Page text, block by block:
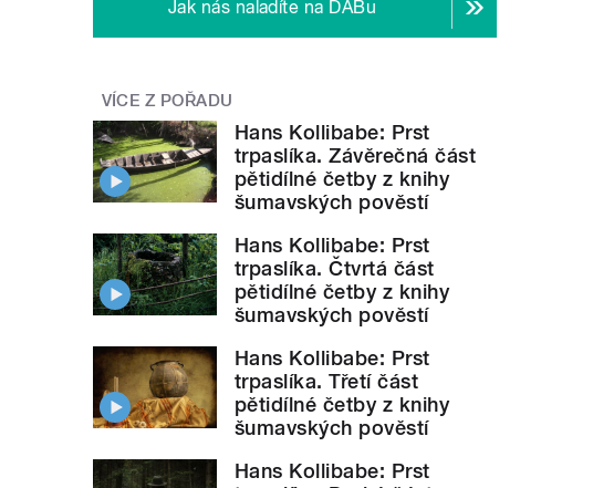
Jak nás naladíte na DABu
VÍCE Z POŘADU
Hans Kollibabe: Prst
trpaslíka. Závěrečná část
pětidílné četby z knihy
šumavských pověstí
Hans Kollibabe: Prst
trpaslíka. Čtvrtá část
pětidílné četby z knihy
šumavských pověstí
Hans Kollibabe: Prst
trpaslíka. Třetí část
pětidílné četby z knihy
šumavských pověstí
Hans Kollibabe: Prst